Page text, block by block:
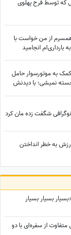
که توسط فرح پهلوی
از من خواست با
بارداری‌ام انجامید
در خیابان های تهران برای کمک به موتورسوار حامل
نمیشی؛ با دیدنش
واقعاً ارزش به خطر انداختن
بسیار بسیار
از سفره‌ای با دو